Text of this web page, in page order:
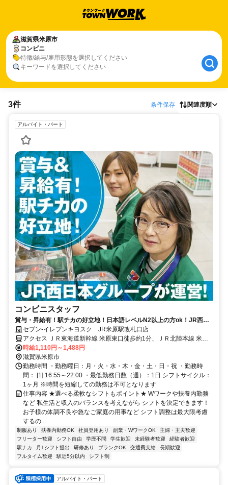
滋賀県米原市
コンビニ
特徴/給与/雇用形態を選択してください
キーワードを選択してください
3件 条件保存 関連度順
アルバイト・パート
コンビニスタッフ
賞与・昇給有！駅チカの好立地！日本語レベルN2以上の方ok！JR西日
本グループ会社運営で安定度抜群！
セブン-イレブンキヨスク JR米原駅改札口店
アクセス ＪＲ東海道新幹線 米原東口徒歩約1分、ＪＲ北陸本線 米原
東口徒歩約1分、ＪＲ東海道本線 米原東口徒歩約1分 JR米原駅構内
時給1,110円～1,488円
滋賀県米原市
勤務時間 ・勤務曜日：月・火・水・木・金・土・日・祝 ・勤務時
間： [1] 16:55～22:00 ・最低勤務日数（週）：1日 シフトサイクル：
1ヶ月 ※時間を短縮しての勤務は不可となります
仕事内容 ★選べる柔軟なシフトもポイント★ Wワークや扶養内勤務
など 私生活と収入のバランスを考えながら シフトを決定できます！
お子様の体調不良や急なご家庭の用事など シフト調整は最大限考慮
するの...
制服あり 扶養内勤務OK 社員登用あり 副業・WワークOK
主婦・主夫歓迎
フリーター歓迎
シフト自由 学歴不問 学生歓迎 未経験者歓迎
経験者歓迎
駅ナカ
月1シフト提出 研修あり ブランクOK 交通費支給
長期歓迎
フルタイム歓迎
駅近5分以内 シフト制
アルバイト・パート